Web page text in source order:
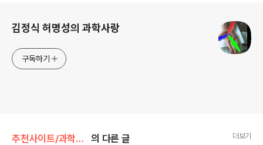
김정식 허명성의 과학사랑
구독하기
추천사이트/과학관련사이트 의 다른 글 더보기